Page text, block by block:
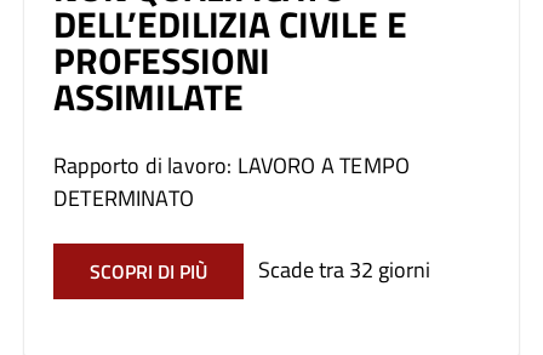
DELL’EDILIZIA CIVILE E
PROFESSIONI
ASSIMILATE
Rapporto di lavoro: LAVORO A TEMPO
DETERMINATO
SCOPRI DI PIÙ Scade tra 32 giorni